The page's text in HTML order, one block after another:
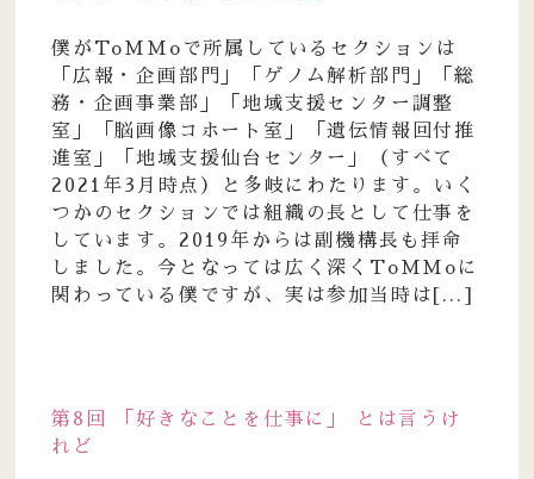
僕がToMMoで所属しているセクションは
「広報・企画部門」「ゲノム解析部門」「総
務・企画事業部」「地域支援センター調整
室」「脳画像コホート室」「遺伝情報回付推
進室」「地域支援仙台センター」（すべて
2021年3月時点）と多岐にわたります。いく
つかのセクションでは組織の長として仕事を
しています。2019年からは副機構長も拝命
しました。今となっては広く深くToMMoに
関わっている僕ですが、実は参加当時は[...]
第8回 「好きなことを仕事に」 とは言うけ
れど